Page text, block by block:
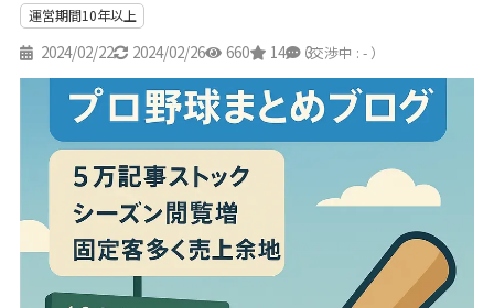
運営期間10年以上
2024/02/22 2024/02/26 660 14 3
（交渉中 : - ）